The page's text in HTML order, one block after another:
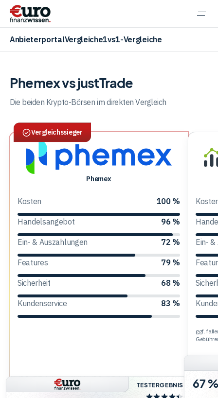
AnbieterportalVergleiche1vs1-Vergleiche
Aktien
ETF
Krypto
Banking
Trading
Rohstoffe
Finanzen
Phemex vs justTrade
Die beiden Krypto-Börsen im direkten Vergleich
Vergleichssieger
Phemex
Kosten 100 %
Handelsangebot 96 %
Ein- & Auszahlungen 72 %
Features 79 %
Sicherheit 68 %
Kundenservice 83 %
TESTERGEBNIS
Ein-
ggf.
67